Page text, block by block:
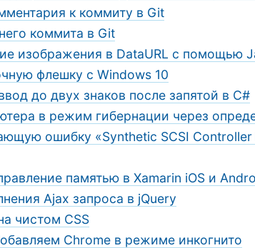
к коммиту в Git
коммита в Git
изображения в DataURL с помощью
флешку с Windows 10
до двух знаков после запятой в C#
в режим гибернации через
ошибку «Synthetic SCSI Controller
памятью в Xamarin iOS и
Ajax запроса в jQuery
чистом CSS
Chrome в режиме инкогнито